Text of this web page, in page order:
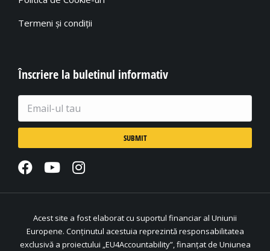
Termeni și condiții
Înscriere la buletinul informativ
Acest site a fost elaborat cu suportul financiar al Uniunii
Europene. Conținutul acestuia reprezintă responsabilitatea
exclusivă a proiectului „EU4Accountability”, finanțat de Uniunea